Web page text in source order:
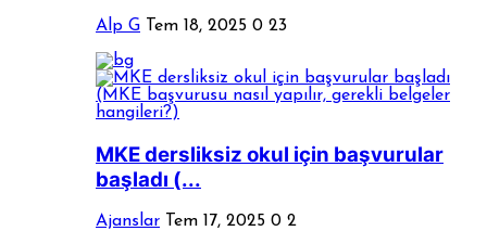
Alp G Tem 18, 2025 0 23
MKE dersliksiz okul için başvurular
başladı (...
Ajanslar Tem 17, 2025 0 2